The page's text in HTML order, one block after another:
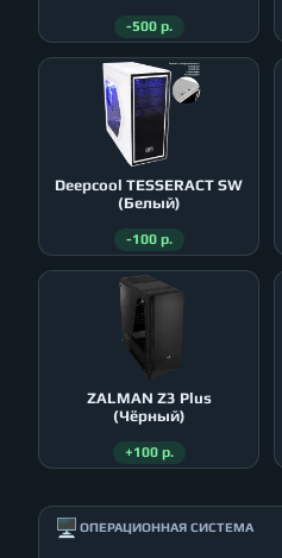
-500 р.
Deepcool TESSERACT SW
(Белый)
-100 р.
ZALMAN Z3 Plus
(Чёрный)
+100 р.
🖥️ ОПЕРАЦИОННАЯ СИСТЕМА